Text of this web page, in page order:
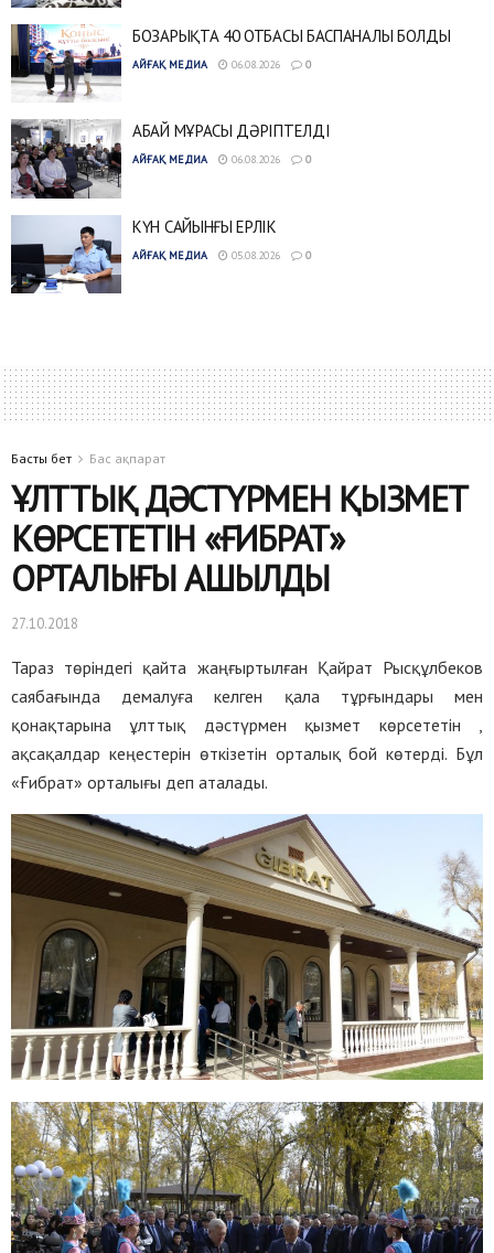
БОЗАРЫҚТА 40 ОТБАСЫ БАСПАНАЛЫ БОЛДЫ
АЙҒАҚ МЕДИА 06.08.2026 0
АБАЙ МҰРАСЫ ДӘРІПТЕЛДІ
АЙҒАҚ МЕДИА 06.08.2026 0
КҮН САЙЫНҒЫ ЕРЛІК
АЙҒАҚ МЕДИА 05.08.2026 0
Басты бет Бас ақпарат
ҰЛТТЫҚ ДӘСТҮРМЕН ҚЫЗМЕТ
КӨРСЕТЕТІН «ҒИБРАТ»
ОРТАЛЫҒЫ АШЫЛДЫ
27.10.2018
Тараз төріндегі қайта жаңғыртылған Қайрат Рысқұлбеков
саябағында демалуға келген қала тұрғындары мен
қонақтарына ұлттық дәстүрмен қызмет көрсететін ,
ақсақалдар кеңестерін өткізетін орталық бой көтерді. Бұл
«Ғибрат» орталығы деп аталады.